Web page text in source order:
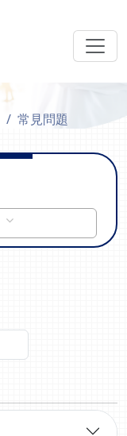
常見問題